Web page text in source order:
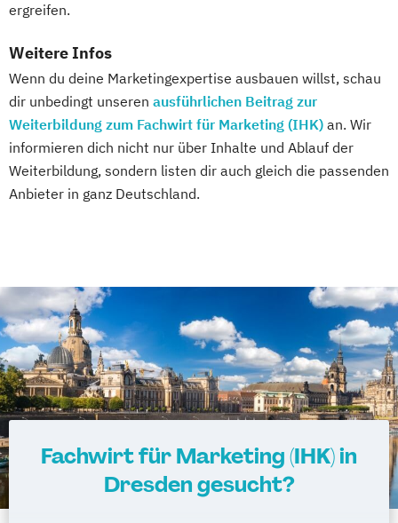
ergreifen.
Weitere Infos
Wenn du deine Marketingexpertise ausbauen willst, schau
dir unbedingt unseren ausführlichen Beitrag zur
Weiterbildung zum Fachwirt für Marketing (IHK) an. Wir
informieren dich nicht nur über Inhalte und Ablauf der
Weiterbildung, sondern listen dir auch gleich die passenden
Anbieter in ganz Deutschland.
Fachwirt für Marketing (IHK) in
Dresden gesucht?